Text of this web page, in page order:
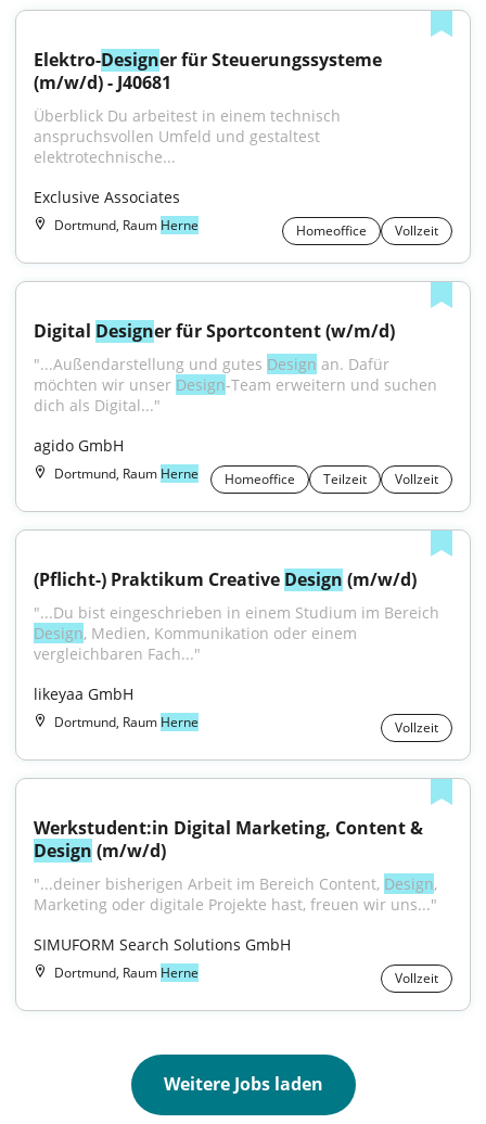
Elektro-Designer für Steuerungssysteme
(m/w/d) - J40681
Überblick Du arbeitest in einem technisch
anspruchsvollen Umfeld und gestaltest
elektrotechnische...
Exclusive Associates
Dortmund, Raum Herne Homeoffice Vollzeit
Digital Designer für Sportcontent (w/m/d)
"...Außendarstellung und gutes Design an. Dafür
möchten wir unser Design-Team erweitern und suchen
dich als Digital..."
agido GmbH
Dortmund, Raum Herne Homeoffice Teilzeit Vollzeit
(Pflicht-) Praktikum Creative Design (m/w/d)
Design, Medien, Kommunikation oder einem
vergleichbaren Fach..."
likeyaa GmbH
Dortmund, Raum Herne Vollzeit
Design (m/w/d)
"...deiner bisherigen Arbeit im Bereich Content, Design,
Marketing oder digitale Projekte hast, freuen wir uns..."
SIMUFORM Search Solutions GmbH
Dortmund, Raum Herne Vollzeit
Weitere Jobs laden